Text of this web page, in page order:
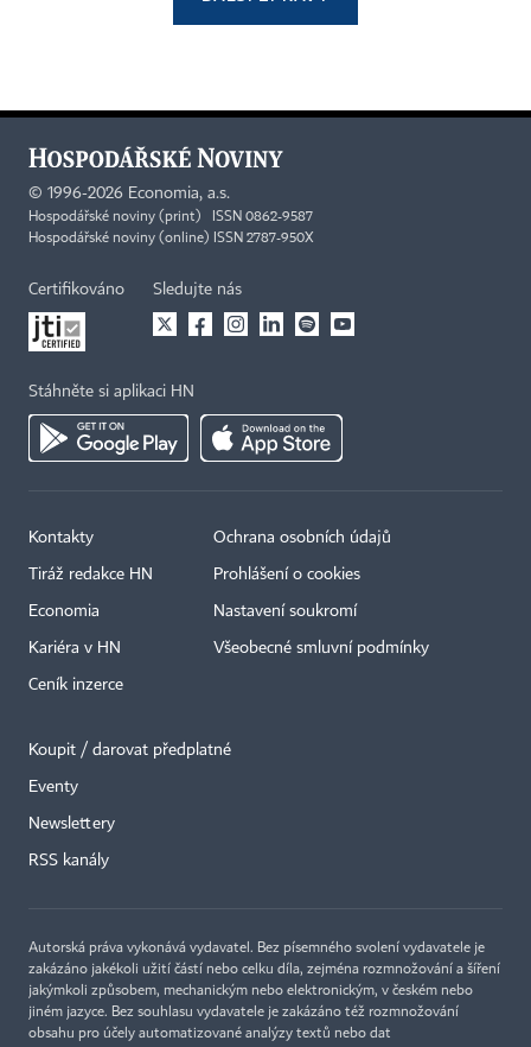
© 1996-2026 Economia, a.s.
Hospodářské noviny (print) ISSN 0862-9587
Hospodářské noviny (online) ISSN 2787-950X
Certifikováno Sledujte nás
Stáhněte si aplikaci HN
Kontakty
Tiráž redakce HN
Economia
Kariéra v HN
Ceník inzerce
Ochrana osobních údajů
Prohlášení o cookies
Nastavení soukromí
Všeobecné smluvní podmínky
Koupit / darovat předplatné
Eventy
Newslettery
RSS kanály
Autorská práva vykonává vydavatel. Bez písemného svolení vydavatele je
zakázáno jakékoli užití částí nebo celku díla, zejména rozmnožování a šíření
jakýmkoli způsobem, mechanickým nebo elektronickým, v českém nebo
jiném jazyce. Bez souhlasu vydavatele je zakázáno též rozmnožování
obsahu pro účely automatizované analýzy textů nebo dat